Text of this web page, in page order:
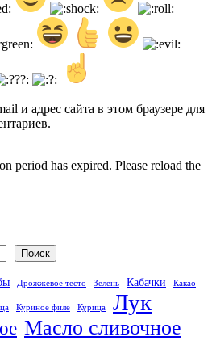
и адрес сайта в этом браузере для
period has expired. Please reload the
Поиск
Дрожжевое тесто Зелень Кабачки Какао
Куриное филе Курица Лук
Масло сливочное